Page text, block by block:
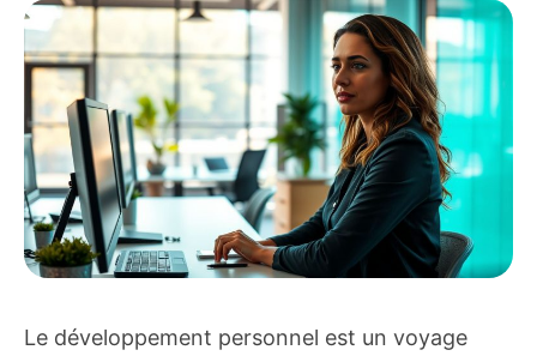
Le développement personnel est un voyage